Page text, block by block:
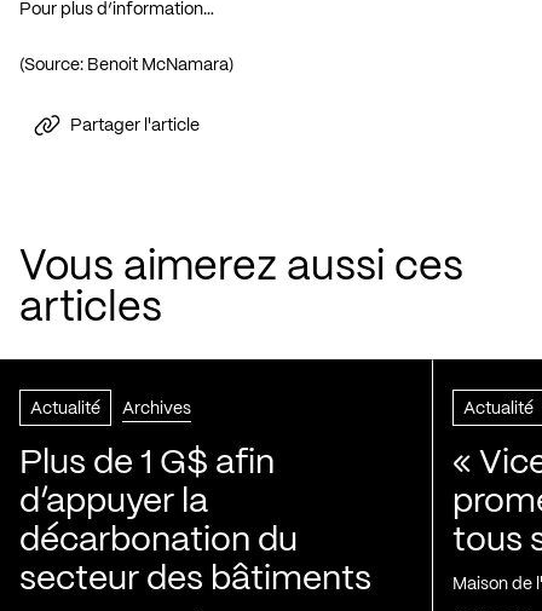
Pour plus d’information…
(Source: Benoit McNamara)
Partager l'article
Vous aimerez aussi ces
articles
Actualité Archives
Plus de 1 G$ afin
d’appuyer la
décarbonation du
secteur des bâtiments
Actualité
«
tous
Maison de